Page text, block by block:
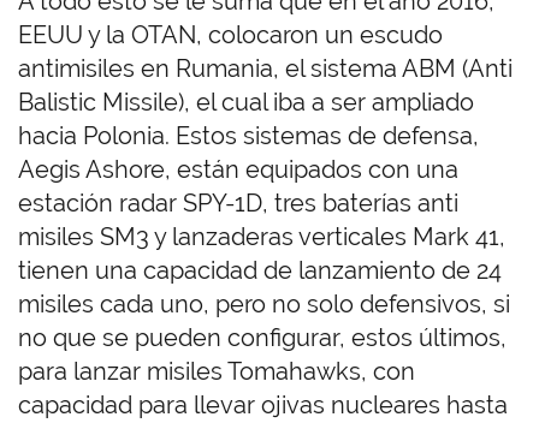
EEUU y la OTAN, colocaron un escudo
antimisiles en Rumania, el sistema ABM (Anti
Balistic Missile), el cual iba a ser ampliado
hacia Polonia. Estos sistemas de defensa,
Aegis Ashore, están equipados con una
estación radar SPY-1D, tres baterías anti
misiles SM3 y lanzaderas verticales Mark 41,
tienen una capacidad de lanzamiento de 24
misiles cada uno, pero no solo defensivos, si
no que se pueden configurar, estos últimos,
para lanzar misiles Tomahawks, con
capacidad para llevar ojivas nucleares hasta